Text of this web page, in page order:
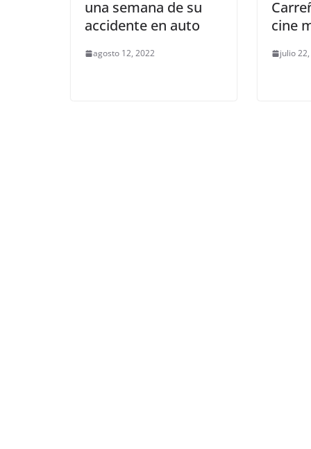
una semana de su
accidente en auto
agosto 12, 2022
cine
julio